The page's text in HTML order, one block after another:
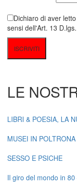
Dichiaro di aver
sensi dell'Art. 13
LE
LIBRI & POESIA, LA
MUSEI IN POLTRONA
SESSO E PSICHE
Il giro del mondo in